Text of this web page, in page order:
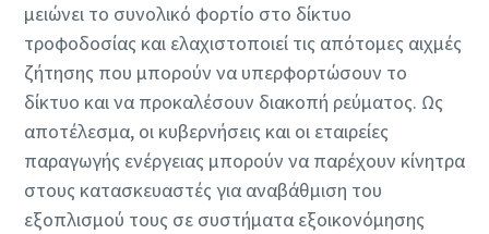
μειώνει το συνολικό φορτίο στο δίκτυο
τροφοδοσίας και ελαχιστοποιεί τις απότομες αιχμές
ζήτησης που μπορούν να υπερφορτώσουν το
δίκτυο και να προκαλέσουν διακοπή ρεύματος. Ως
αποτέλεσμα, οι κυβερνήσεις και οι εταιρείες
παραγωγής ενέργειας μπορούν να παρέχουν κίνητρα
στους κατασκευαστές για αναβάθμιση του
εξοπλισμού τους σε συστήματα εξοικονόμησης